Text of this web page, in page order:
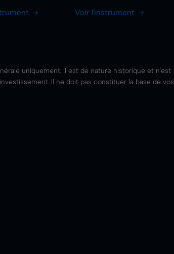
Voir l'instrument
uniquement, il est de nature historique et n'est
Il ne doit pas constituer la base de vos